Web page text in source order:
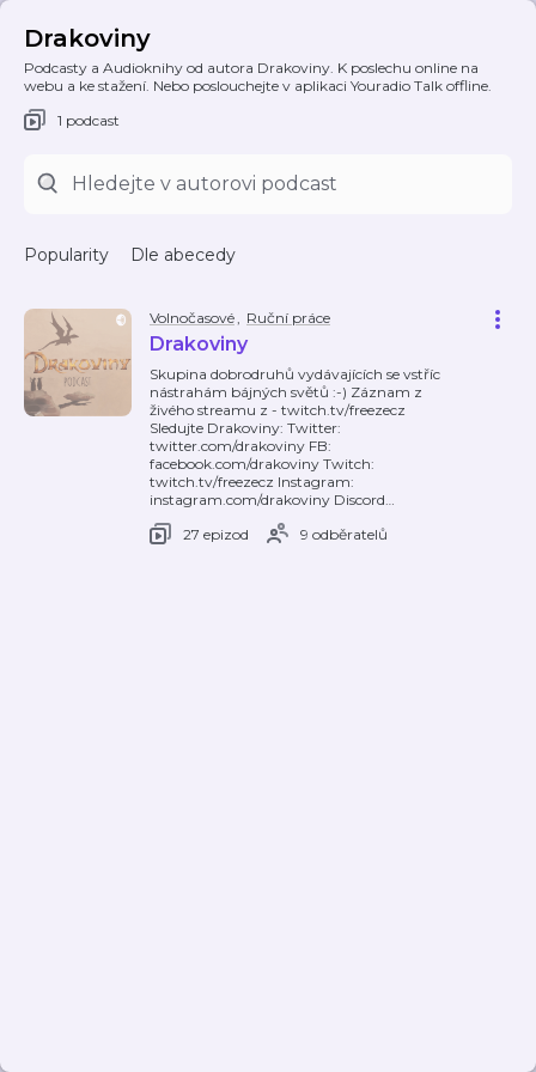
Drakoviny
Podcasty a Audioknihy od autora Drakoviny. K poslechu online na
webu a ke stažení. Nebo poslouchejte v aplikaci Youradio Talk offline.
1 podcast
Popularity Dle abecedy
Volnočasové, Ruční práce
Drakoviny
Skupina dobrodruhů vydávajících se vstříc
nástrahám bájných světů :-) Záznam z
živého streamu z - twitch.tv/freezecz
Sledujte Drakoviny: Twitter:
twitter.com/drakoviny FB:
facebook.com/drakoviny Twitch:
twitch.tv/freezecz Instagram:
instagram.com/drakoviny Discord…
27 epizod
9 odběratelů